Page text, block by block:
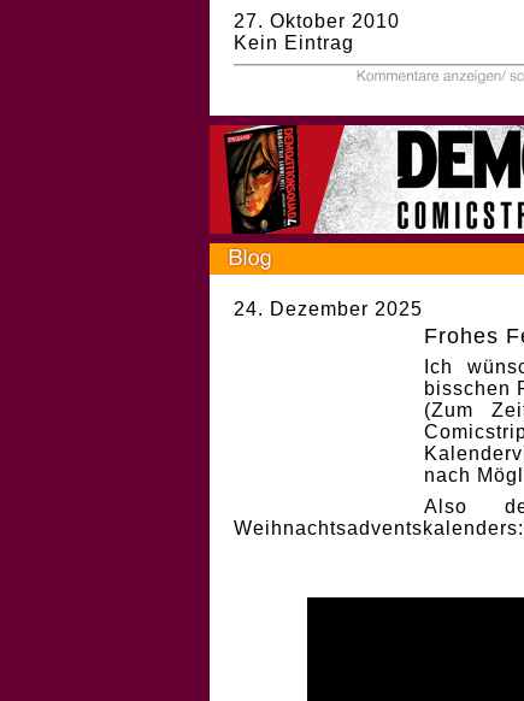
27. Oktober 2010
Kein Eintrag
24. Dezember 2025
Frohes
Ich
bisschen
(Zum
nach
Also
Weihnachtsadventskalenders: